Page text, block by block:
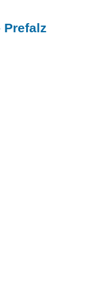
Prefalz